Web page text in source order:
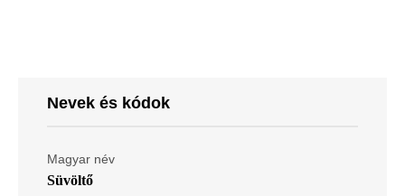
Nevek és kódok
Magyar név
Süvöltő